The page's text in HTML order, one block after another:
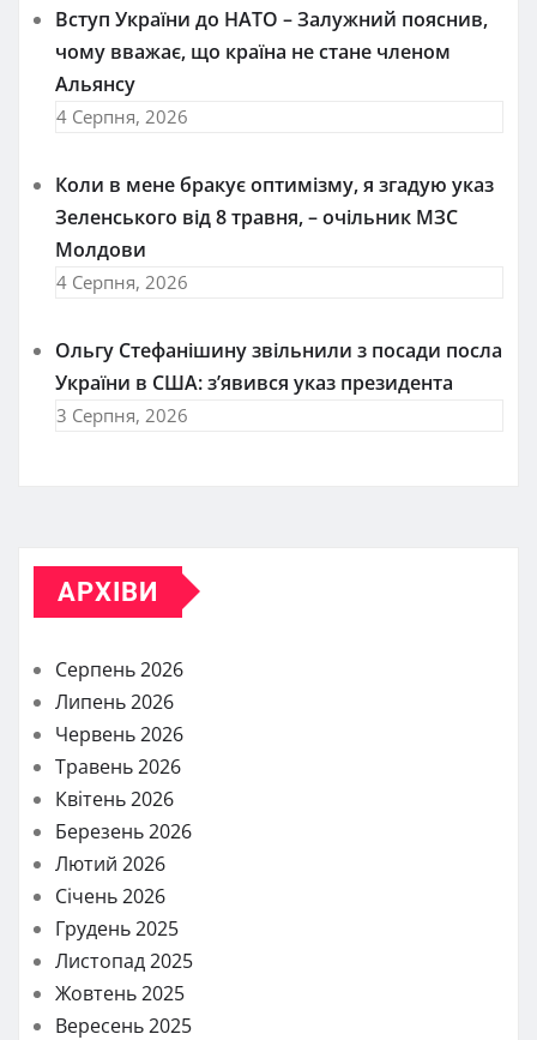
Вступ України до НАТО – Залужний пояснив,
чому вважає, що країна не стане членом
Альянсу
4 Серпня, 2026
Коли в мене бракує оптимізму, я згадую указ
Зеленського від 8 травня, – очільник МЗС
Молдови
4 Серпня, 2026
Ольгу Стефанішину звільнили з посади посла
України в США: з’явився указ президента
3 Серпня, 2026
АРХІВИ
Серпень 2026
Липень 2026
Червень 2026
Травень 2026
Квітень 2026
Березень 2026
Лютий 2026
Січень 2026
Грудень 2025
Листопад 2025
Жовтень 2025
Вересень 2025